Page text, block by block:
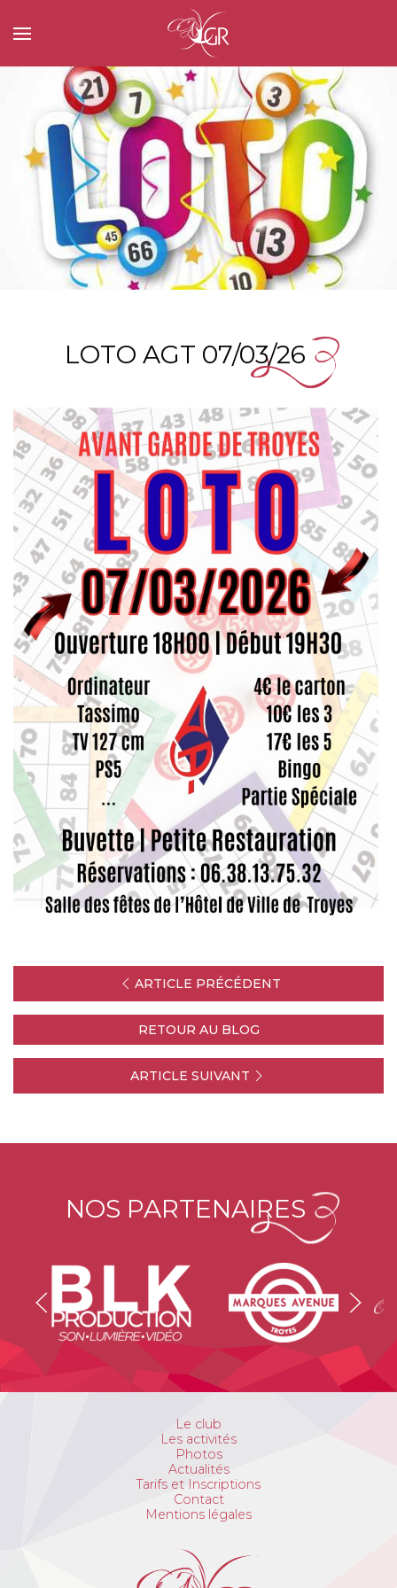
LOTO AGT 07/03/26
ARTICLE PRÉCÉDENT
RETOUR AU BLOG
ARTICLE SUIVANT
NOS PARTENAIRES
Le club
Les activités
Photos
Actualités
Tarifs et Inscriptions
Contact
Mentions légales